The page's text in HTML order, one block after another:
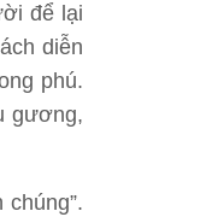
để lại
diễn
phú.
gương,